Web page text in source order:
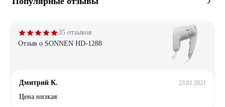
35 отзывов
Отзыв о SONNEN HD-1288
Дмитрий К. 23.01.2021
Цена низкая